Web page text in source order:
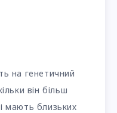
на генетичний
він більш
мають близьких